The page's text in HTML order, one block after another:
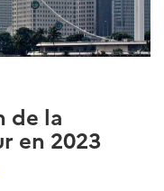
de la
en 2023